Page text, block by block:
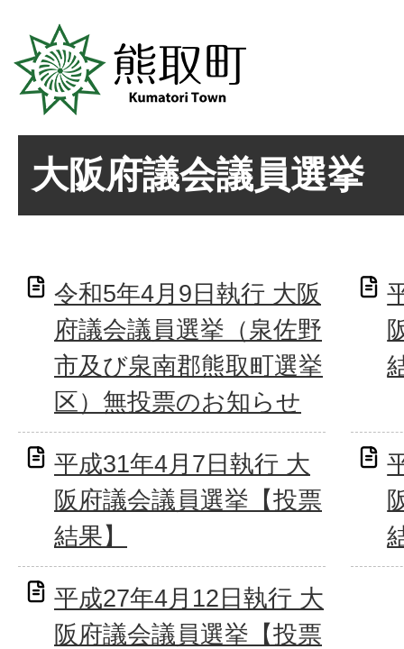
大阪府議会議員選挙
令和5年4月9日執行 大阪
府議会議員選挙（泉佐野
市及び泉南郡熊取町選挙
区）無投票のお知らせ
平成31年4月7日執行 大
阪府議会議員選挙【投票
結果】
平成27年4月12日執行 大
阪府議会議員選挙【投票